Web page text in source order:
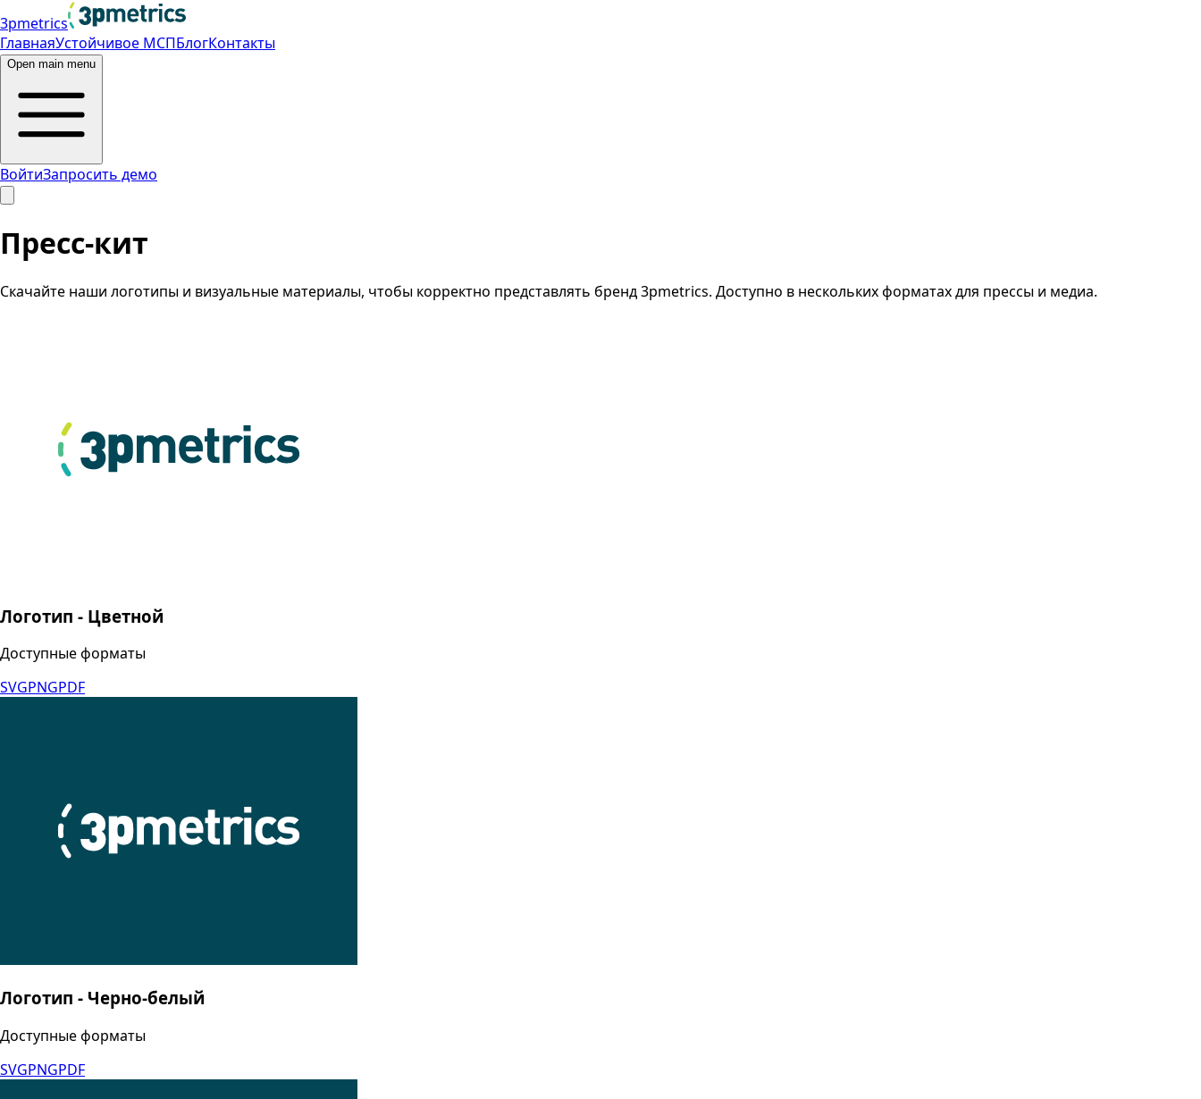
3pmetrics
ГлавнаяУстойчивое МСПБлогКонтакты
Open main menu
ВойтиЗапросить демо
Пресс-кит
Скачайте наши логотипы и визуальные материалы, чтобы корректно представлять бренд 3pmetrics. Доступно в нескольких форматах для прессы и медиа.
Логотип - Цветной
Доступные форматы
SVGPNGPDF
Логотип - Черно-белый
Доступные форматы
SVGPNGPDF